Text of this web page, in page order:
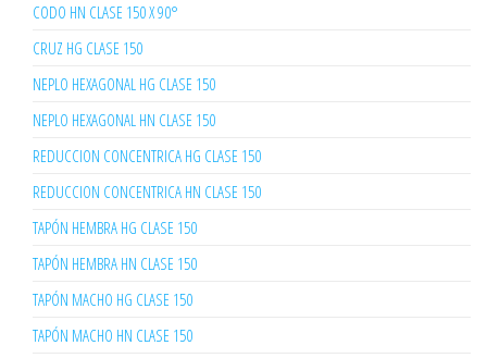
CODO HN CLASE 150 X 90°
CRUZ HG CLASE 150
NEPLO HEXAGONAL HG CLASE 150
NEPLO HEXAGONAL HN CLASE 150
REDUCCION CONCENTRICA HG CLASE 150
REDUCCION CONCENTRICA HN CLASE 150
TAPÓN HEMBRA HG CLASE 150
TAPÓN HEMBRA HN CLASE 150
TAPÓN MACHO HG CLASE 150
TAPÓN MACHO HN CLASE 150